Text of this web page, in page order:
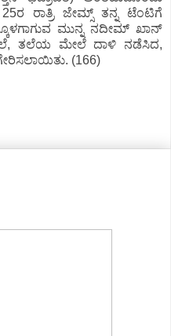
ರಾತ್ರಿ ಜೇಮ್ಸ್ ತನ್ನ ಟೆಂಟಿಗೆ
ಮುನ್ನ ನದೀಮ್ ಖಾನ್
ತಲೆಯ ಮೇಲೆ ದಾಳಿ ನಡೆಸಿದ,
(166)